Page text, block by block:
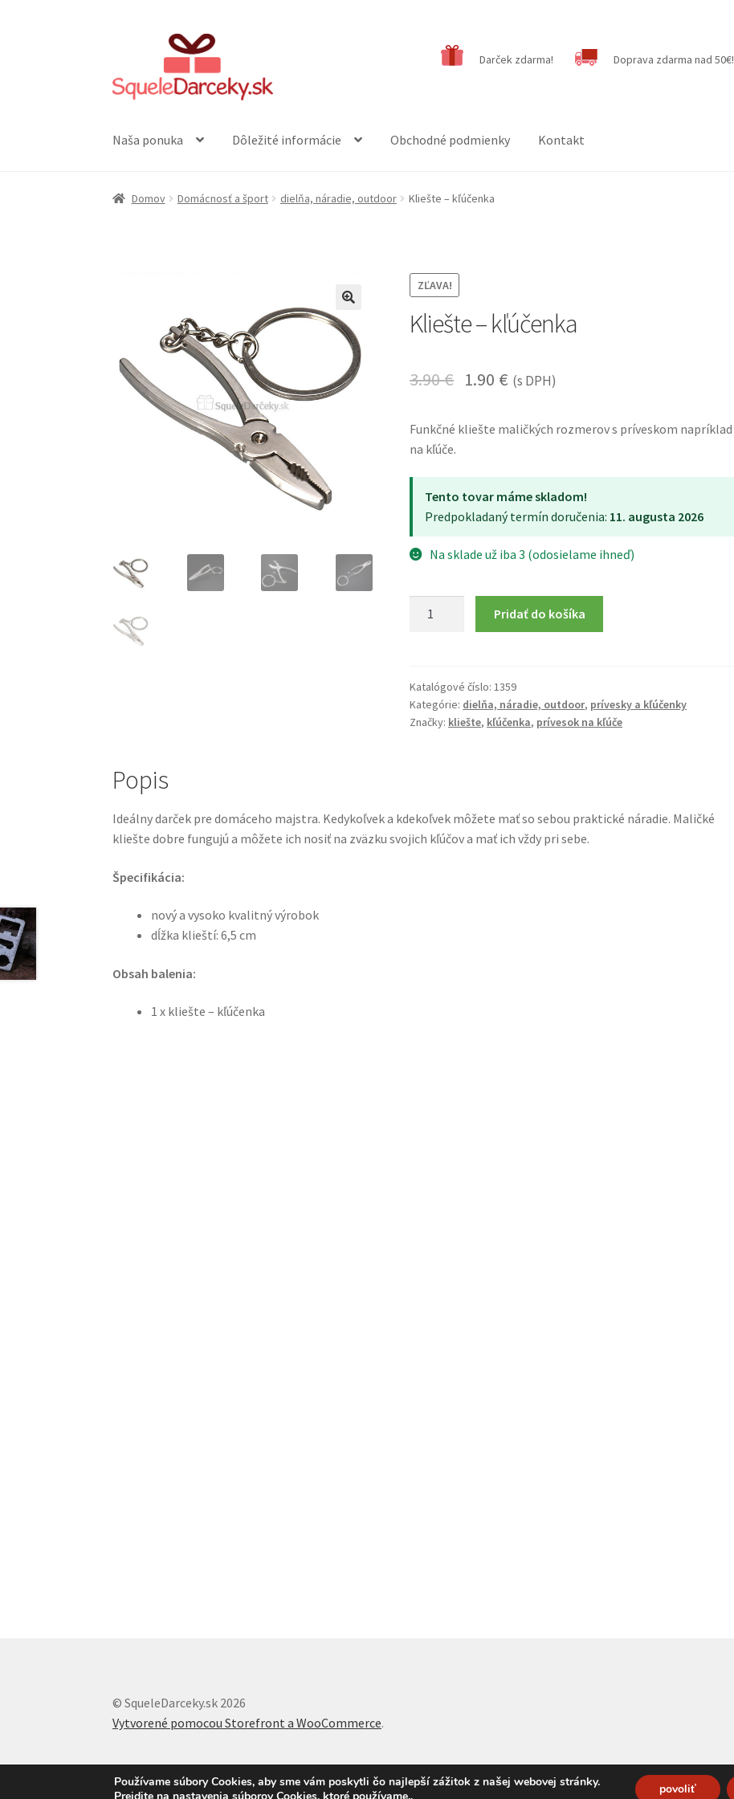
navigáciu
obsah
Darček zdarma! Doprava zdarma nad 50€!
Naša ponuka Dôležité informácie Obchodné podmienky Kontakt
Domov Domácnosť a šport dielňa, náradie, outdoor Kliešte – kľúčenka
ZĽAVA!
Kliešte – kľúčenka
3.90€ 1.90 € (s DPH)
Funkčné kliešte maličkých rozmerov s príveskom napríklad
na kľúče.
Tento tovar máme skladom!
Predpokladaný termín doručenia: 11. augusta 2026
Na sklade už iba 3 (odosielame ihneď)
Pridať do košíka
Katalógové číslo:1359
Kategórie: dielňa, náradie, outdoor, prívesky a kľúčenky
Značky: kliešte, kľúčenka, prívesok na kľúče
Popis
Ideálny darček pre domáceho majstra. Kedykoľvek a kdekoľvek môžete mať so sebou praktické náradie. Maličké
kliešte dobre fungujú a môžete ich nosiť na zväzku svojich kľúčov a mať ich vždy pri sebe.
Špecifikácia:
nový a vysoko kvalitný výrobok
dĺžka klieští: 6,5 cm
Obsah balenia:
1 x kliešte – kľúčenka
© SqueleDarceky.sk 2026
Vytvorené pomocou Storefront a WooCommerce.
Používame súbory Cookies, aby sme vám poskytli čo najlepší zážitok z našej webovej stránky.
povoliť